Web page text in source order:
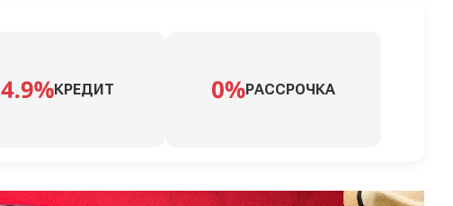
КРЕДИТ РАССРОЧКА